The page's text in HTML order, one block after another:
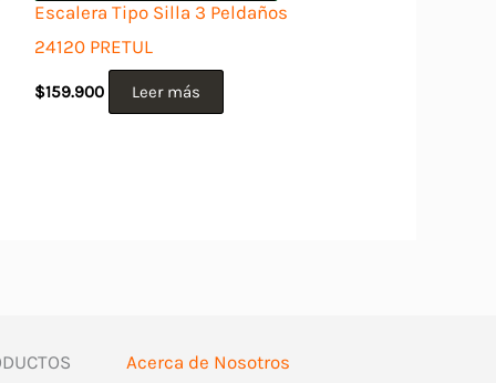
Escalera Tipo Silla 3 Peldaños
24120 PRETUL
$159.900 Leer más
Acerca de Nosotros